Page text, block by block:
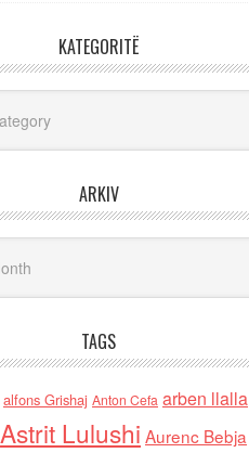
KATEGORITË
ARKIV
TAGS
alfons Grishaj Anton Cefa arben llalla
Astrit Lulushi Aurenc Bebja